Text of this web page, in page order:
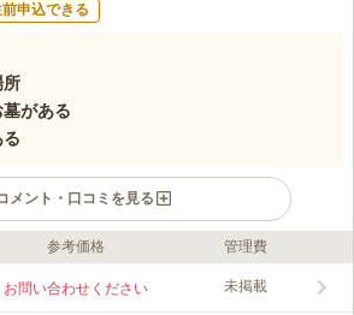
申込できる
所
がある
メント・口コミを見る
ント
地の良い場所にある二伝寺は、浄土宗の寺院とな
参考価格 管理費
お問い合わせください 未掲載